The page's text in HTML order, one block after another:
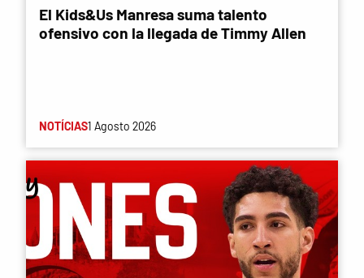
El Kids&Us Manresa suma talento
ofensivo con la llegada de Timmy Allen
NOTÍCIAS1 Agosto 2026